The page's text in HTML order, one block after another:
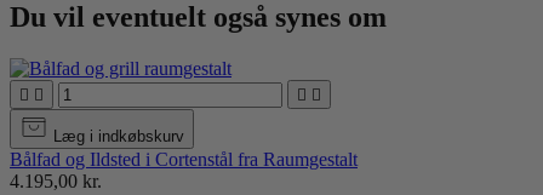
Du vil eventuelt også synes om
   
Læg i indkøbskurv
Bålfad og Ildsted i Cortenstål fra Raumgestalt
4.195,00 kr.